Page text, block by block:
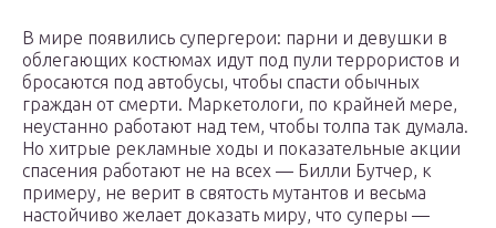
В мире появились супергерои: парни и девушки в
облегающих костюмах идут под пули террористов и
бросаются под автобусы, чтобы спасти обычных
граждан от смерти. Маркетологи, по крайней мере,
неустанно работают над тем, чтобы толпа так думала.
Но хитрые рекламные ходы и показательные акции
спасения работают не на всех — Билли Бутчер, к
примеру, не верит в святость мутантов и весьма
настойчиво желает доказать миру, что суперы —